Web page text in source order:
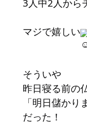
3人中2人から
マジで嬉しい
そういや
昨日寝る前の
「明日儲か
だった！